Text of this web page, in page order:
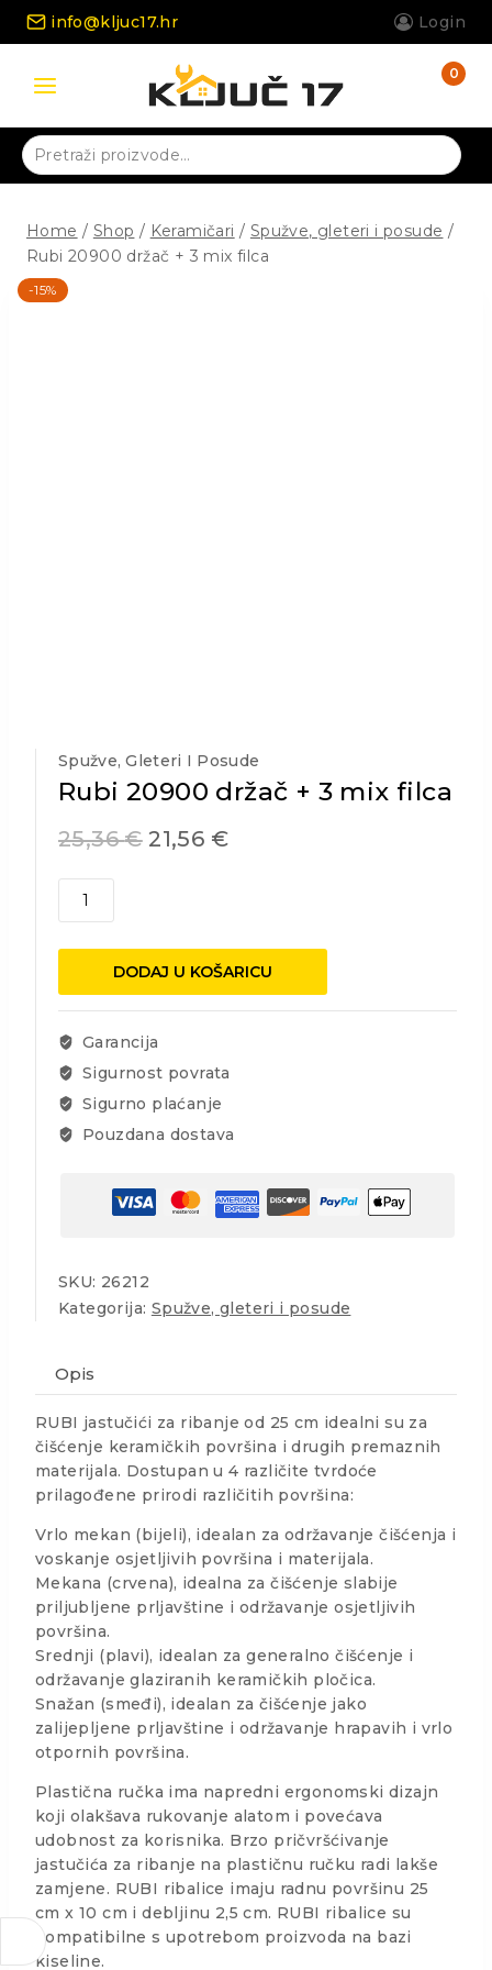
Skip
info@kljuc17.hr Login
0
Pretraži:
Home / Shop / Keramičari / Spužve, gleteri i posude /
Rubi 20900 držač + 3 mix filca
-15%
Spužve, Gleteri I Posude
Rubi 20900 držač + 3 mix filca
25,36€ 21,56 €
Rubi
mix
filca
DODAJ U KOŠARICU
Garancija
Sigurnost povrata
Sigurno plaćanje
Pouzdana dostava
SKU: 26212
Kategorija: Spužve, gleteri i posude
Opis
RUBI jastučići za ribanje od 25 cm idealni su za
čišćenje keramičkih površina i drugih premaznih
materijala. Dostupan u 4 različite tvrdoće
prilagođene prirodi različitih površina:
Vrlo mekan (bijeli), idealan za održavanje čišćenja i
voskanje osjetljivih površina i materijala.
Mekana (crvena), idealna za čišćenje slabije
priljubljene prljavštine i održavanje osjetljivih
površina.
Srednji (plavi), idealan za generalno čišćenje i
održavanje glaziranih keramičkih pločica.
Snažan (smeđi), idealan za čišćenje jako
zalijepljene prljavštine i održavanje hrapavih i vrlo
otpornih površina.
Plastična ručka ima napredni ergonomski dizajn
koji olakšava rukovanje alatom i povećava
udobnost za korisnika. Brzo pričvršćivanje
jastučića za ribanje na plastičnu ručku radi lakše
zamjene. RUBI ribalice imaju radnu površinu 25
cm x 10 cm i debljinu 2,5 cm. RUBI ribalice su
kompatibilne s upotrebom proizvoda na bazi
kiseline.